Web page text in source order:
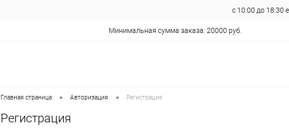
с 10:00 до 18:30
Минимальная сумма заказа: 20000 руб.
Главная страница • Авторизация • Регистрация
Регистрация